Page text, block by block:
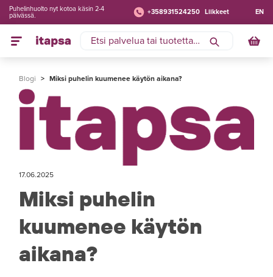
+358931524250 Liikkeet
Puhelinhuolto nyt kotoa käsin 2-4
päivässä.
EN
Blogi > Miksi puhelin kuumenee käytön aikana?
17.06.2025
Miksi puhelin
kuumenee käytön
aikana?